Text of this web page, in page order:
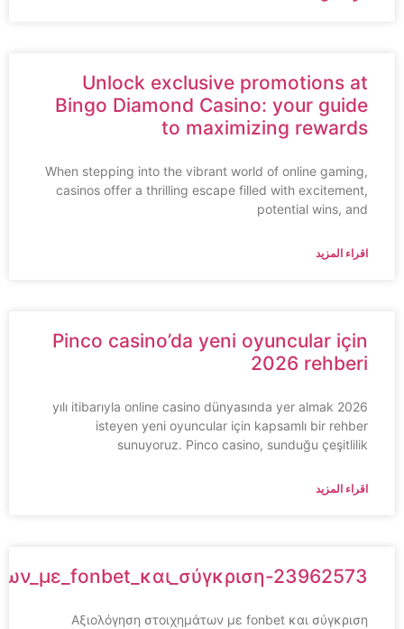
Unlock exclusive promotions at
Bingo Diamond Casino: your guide
to maximizing rewards
When stepping into the vibrant world of online gaming,
casinos offer a thrilling escape filled with excitement,
potential wins, and
اقراء المزيد
Pinco casino’da yeni oyuncular için
2026 rehberi
2026 yılı itibarıyla online casino dünyasında yer almak
isteyen yeni oyuncular için kapsamlı bir rehber
sunuyoruz. Pinco casino, sunduğu çeşitlilik
اقراء المزيد
23962573
Αξιολόγηση στοιχημάτων με fonbet και σύγκριση